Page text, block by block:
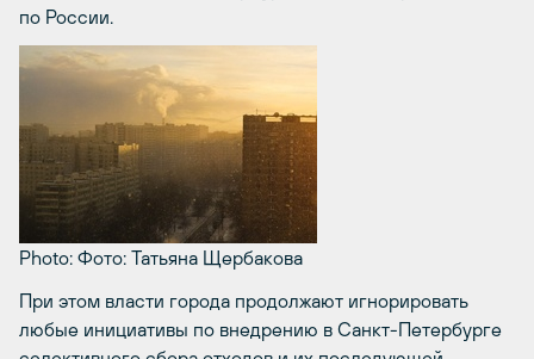
по России.
Photo: Фото: Татьяна Щербакова
При этом власти города продолжают игнорировать
любые инициативы по внедрению в Санкт-Петербурге